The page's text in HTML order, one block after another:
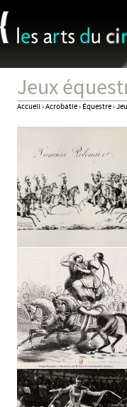
Jeux
Vous
Accueil›Acrobatie› Équestre›